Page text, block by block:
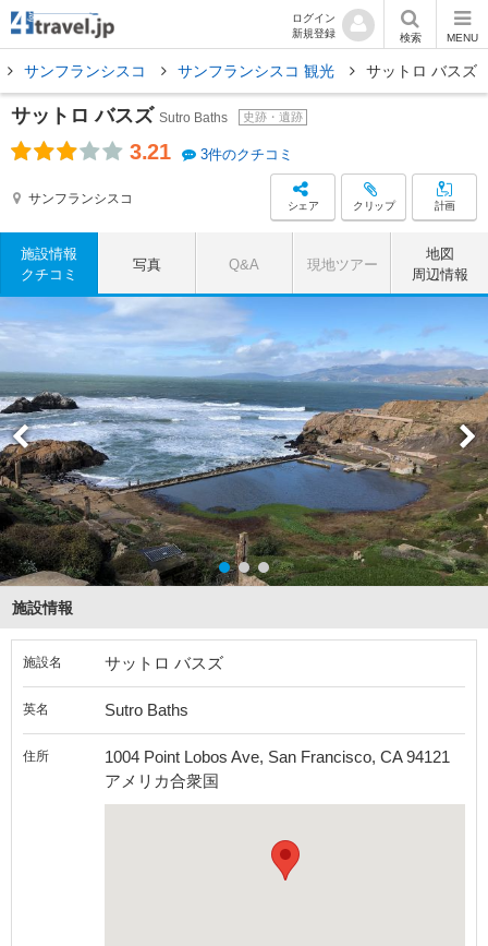
ログイン
新規登録
検索 MENU
サンフランシスコ サンフランシスコ 観光 サットロ バスズ
サットロ バスズ Sutro Baths 史跡・遺跡
3.21 3件のクチコミ
サンフランシスコ シェア クリップ 計画
施設情報
クチコミ
写真 Q&A 現地ツアー
地図
周辺情報
施設情報
施設名 サットロ バスズ
英名 Sutro Baths
住所
1004 Point Lobos Ave, San Francisco, CA 94121
アメリカ合衆国